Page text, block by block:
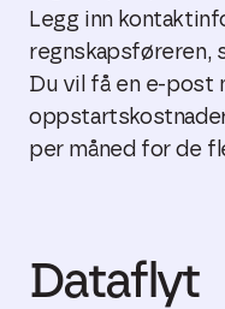
Legg inn
regnskapsføreren,
Du vil få en e-post
per måned for de
Dataflyt